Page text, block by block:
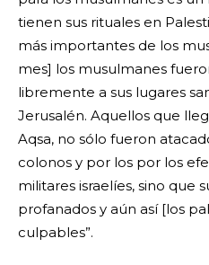
tienen sus rituales en
más importantes de los
mes] los musulmanes
libremente a sus lugares
Jerusalén. Aquellos que
Aqsa, no sólo fueron
colonos y por los por los
militares israelíes, sino que
profanados y aún así [los
culpables”.